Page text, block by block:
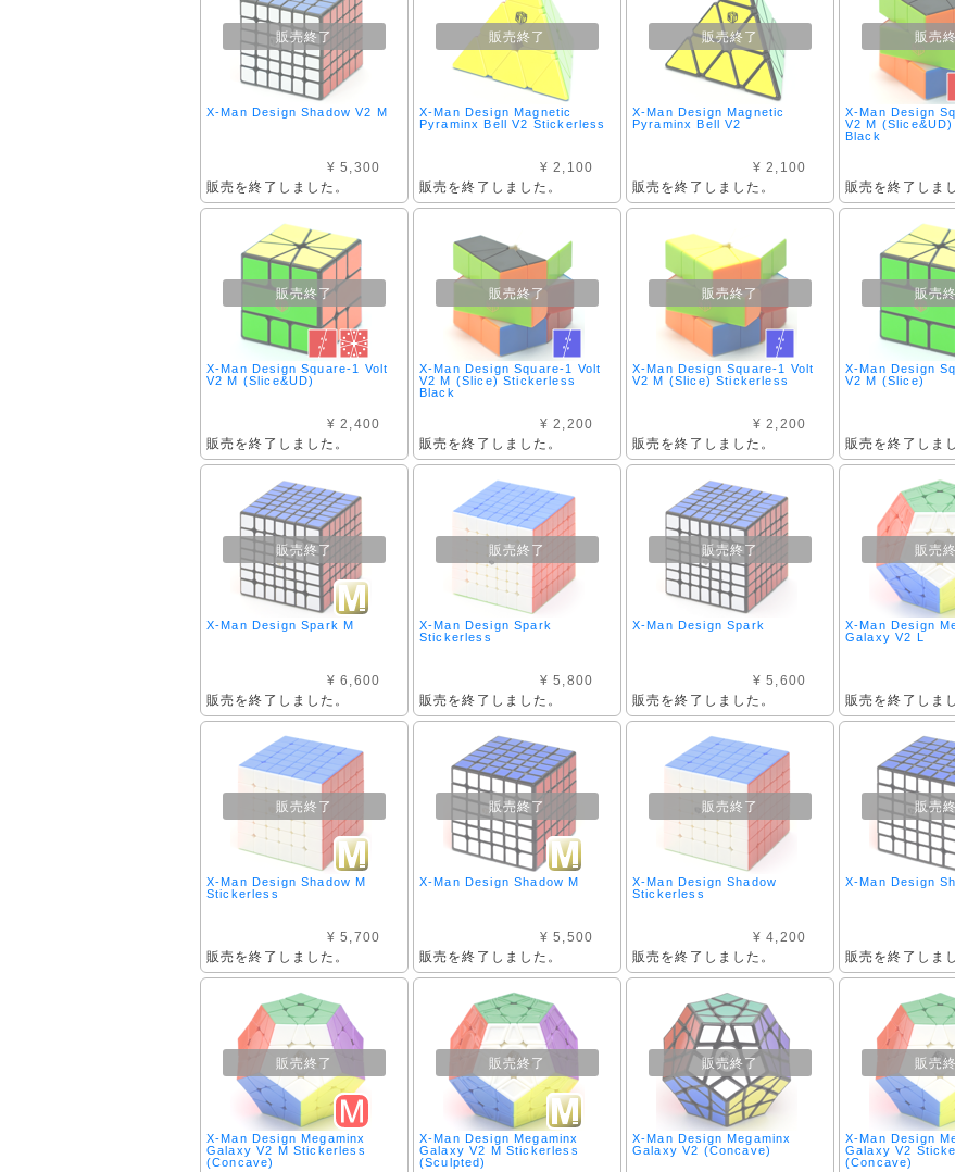
販売終了
X-Man Design Shadow V2 M
¥ 5,300
販売を終了しました。
販売終了
X-Man Design Magnetic
Pyraminx Bell V2 Stickerless
¥ 2,100
販売を終了しました。
販売終了
X-Man Design Magnetic
Pyraminx Bell V2
¥ 2,100
販売を終了しました。
販売
X-Man Design
V2 M
Black
販売を終了しま
販売終了
X-Man Design Square-1 Volt
V2 M (Slice&UD)
¥ 2,400
販売を終了しました。
販売終了
X-Man Design Square-1 Volt
V2 M (Slice) Stickerless
Black
¥ 2,200
販売を終了しました。
販売終了
X-Man Design Square-1 Volt
V2 M (Slice) Stickerless
¥ 2,200
販売を終了しました。
販売
X-Man Design
V2 M (Slice)
販売を終了しま
販売終了
X-Man Design Spark M
¥ 6,600
販売を終了しました。
販売終了
X-Man Design Spark
Stickerless
¥ 5,800
販売を終了しました。
販売終了
X-Man Design Spark
¥ 5,600
販売を終了しました。
販売
X-Man Design
Galaxy V2 L
販売を終了しま
販売終了
X-Man Design Shadow M
Stickerless
¥ 5,700
販売を終了しました。
販売終了
X-Man Design Shadow M
¥ 5,500
販売を終了しました。
販売終了
X-Man Design Shadow
Stickerless
¥ 4,200
販売を終了しました。
販売
X-Man Design
販売を終了しま
販売終了
X-Man Design Megaminx
Galaxy V2 M Stickerless
(Concave)
販売終了
X-Man Design Megaminx
Galaxy V2 M Stickerless
(Sculpted)
販売終了
X-Man Design Megaminx
Galaxy V2 (Concave)
販売
X-Man Design
Galaxy V2
(Concave)